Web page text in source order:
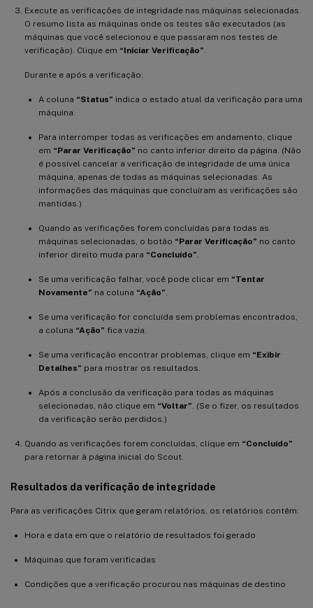
Execute as verificações de integridade nas máquinas selecionadas.
O resumo lista as máquinas onde os testes são executados (as
máquinas que você selecionou e que passaram nos testes de
verificação). Clique em “Iniciar Verificação”
Durante e após a verificação:
A coluna “Status” indica o estado atual da verificação para uma
máquina.
Para interromper todas as verificações em andamento, clique
em “Parar Verificação” no canto inferior direito da página. (Não
é possível cancelar a verificação de integridade de uma única
máquina, apenas de todas as máquinas selecionadas. As
informações das máquinas que concluíram as verificações são
mantidas.)
Quando as verificações forem concluídas para todas as
máquinas selecionadas, o botão “Parar Verificação” no canto
inferior direito muda para “Concluído”
Se uma verificação falhar, você pode clicar em “Tentar
Novamente” na coluna “Ação”
Se uma verificação for concluída sem problemas encontrados,
a coluna “Ação” fica vazia.
Se uma verificação encontrar problemas, clique em “Exibir
Detalhes” para mostrar os resultados.
Após a conclusão da verificação para todas as máquinas
selecionadas, não clique em “Voltar” . (Se o fizer, os resultados
da verificação serão perdidos.)
Quando as verificações forem concluídas, clique em “Concluído”
para retornar à página inicial do Scout.
Resultados da verificação de integridade
Para as verificações Citrix que geram relatórios, os relatórios contêm:
Hora e data em que o relatório de resultados foi gerado
Máquinas que foram verificadas
Condições que a verificação procurou nas máquinas de destino